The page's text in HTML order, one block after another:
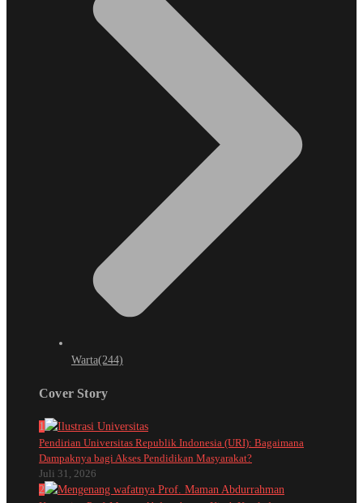
Warta(244)
Cover Story
1
Pendirian Universitas Republik Indonesia (URI): Bagaimana
Dampaknya bagi Akses Pendidikan Masyarakat?
Juli 31, 2026
2